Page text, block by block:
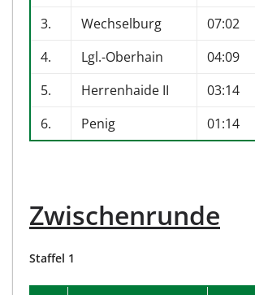
3.
Wechselburg 07:02
4.
Lgl.-Oberhain 04:09
5.
Herrenhaide II 03:14
6.
Penig 01:14
Zwischenrunde
Staffel 1